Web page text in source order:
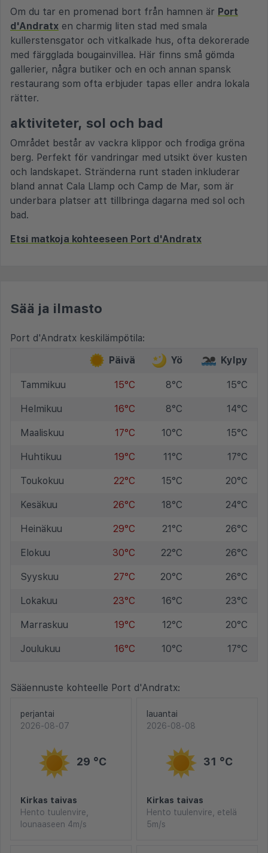
Om du tar en promenad bort från hamnen är Port
d'Andratx en charmig liten stad med smala
kullerstensgator och vitkalkade hus, ofta dekorerade
med färgglada bougainvillea. Här finns små gömda
gallerier, några butiker och en och annan spansk
restaurang som ofta erbjuder tapas eller andra lokala
rätter.
aktiviteter, sol och bad
Området består av vackra klippor och frodiga gröna
berg. Perfekt för vandringar med utsikt över kusten
och landskapet. Stränderna runt staden inkluderar
bland annat Cala Llamp och Camp de Mar, som är
underbara platser att tillbringa dagarna med sol och
bad.
Etsi matkoja kohteeseen Port d'Andratx
Sää ja ilmasto
Port d'Andratx keskilämpötila:
Päivä
Yö Kylpy
Tammikuu 15°C 8°C 15°C
Helmikuu 16°C 8°C 14°C
Maaliskuu 17°C 10°C 15°C
Huhtikuu 19°C 11°C 17°C
Toukokuu 22°C 15°C 20°C
Kesäkuu 26°C 18°C 24°C
Heinäkuu 29°C 21°C 26°C
Elokuu 30°C 22°C 26°C
Syyskuu 27°C 20°C 26°C
Lokakuu 23°C 16°C 23°C
Marraskuu 19°C 12°C 20°C
Joulukuu 16°C 10°C 17°C
Sääennuste kohteelle Port d'Andratx:
perjantai
2026-08-07
29 °C
Kirkas taivas
Hento tuulenvire,
lounaaseen 4m/s
lauantai
2026-08-08
31 °C
Kirkas taivas
Hento tuulenvire, etelä
5m/s